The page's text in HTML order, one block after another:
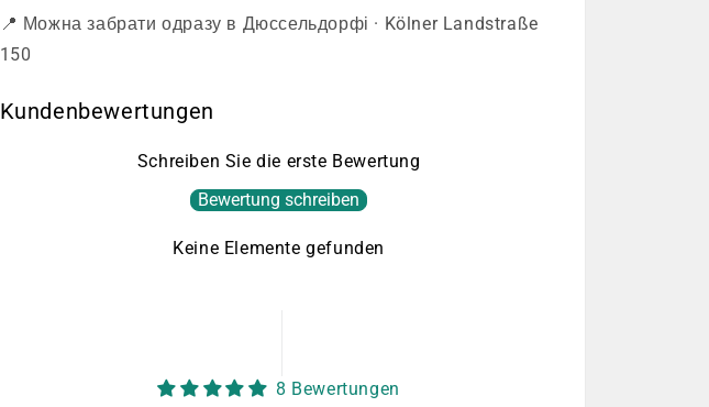
📍 Можна забрати одразу в Дюссельдорфі · Kölner Landstraße
150
Kundenbewertungen
Schreiben Sie die erste Bewertung
Bewertung schreiben
Keine Elemente gefunden
8 Bewertungen